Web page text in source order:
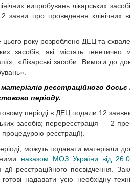
випробувань лікарських
про проведення клінічних
року розроблено ДЕЦ та
засобів, які містять генетично
«Лікарські засоби. Вимоги до
реєстраційного досьє
періоду.
періоді в ДЕЦ подали 12
засобів; перереєстрація — 2
реєстрації).
можуть подавати матеріали
наказом МОЗ України від
реєстраційного посвідчення.
надавати усю необхідну